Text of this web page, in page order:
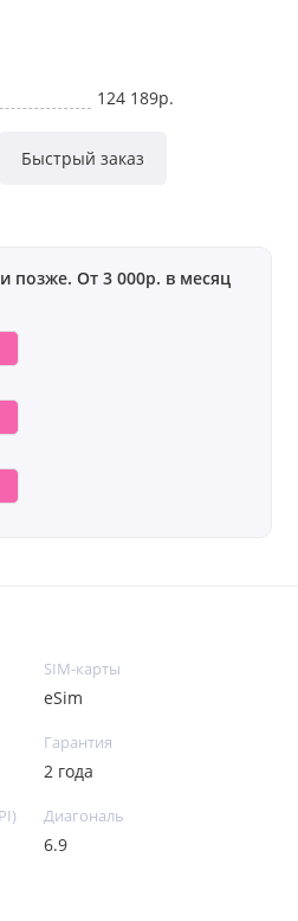
124 189р.
Быстрый заказ
позже. От 3 000р. в месяц
SIM-карты
eSim
Гарантия
2 года
Диагональ
6.9